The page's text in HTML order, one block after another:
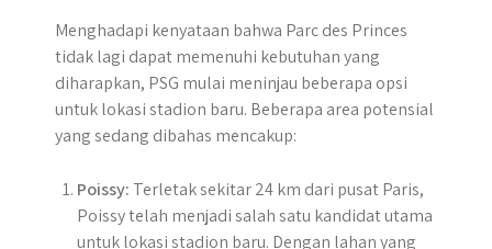
Menghadapi kenyataan bahwa Parc des Princes
tidak lagi dapat memenuhi kebutuhan yang
diharapkan, PSG mulai meninjau beberapa opsi
untuk lokasi stadion baru. Beberapa area potensial
yang sedang dibahas mencakup:
Poissy: Terletak sekitar 24 km dari pusat Paris,
Poissy telah menjadi salah satu kandidat utama
untuk lokasi stadion baru. Dengan lahan yang